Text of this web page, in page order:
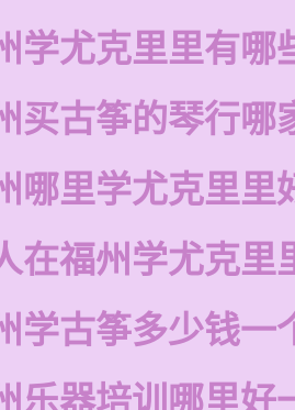
学尤克里里有哪
买古筝的琴行哪
哪里学尤克里里
在福州学尤克里
学古筝多少钱一
乐器培训哪里好